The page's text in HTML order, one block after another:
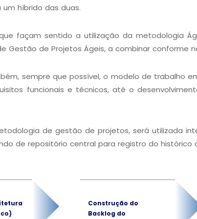
um híbrido das duas.
façam sentido a utilização da metodologia
Gestão de Projetos Ágeis, a combinar conforme
sempre que possível, o modelo de trabalho
funcionais e técnicos, até o
de gestão de projetos, será utilizada
de repositório central para registro do histórico
Construção do
Backlog do